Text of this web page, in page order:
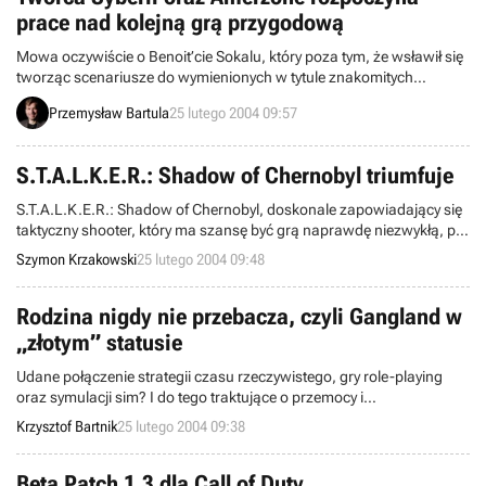
prace nad kolejną grą przygodową
Mowa oczywiście o Benoit’cie Sokalu, który poza tym, że wsławił się
tworząc scenariusze do wymienionych w tytule znakomitych
przygodówek oraz pomagał przy ich tworzeniu, to jest autorem
wielu różnorakich dzieł literackich, książek, czy komiksów. Jak
sukces w dzisiejszych czasach. Obecnie trwają prace nad Syberią II
(oczywiście bierze w ich udział Sokal), a ponadto, jak właśnie się
dowiedzieliśmy, nowy team developerski, White Birds Productions,
któremu przewodzi Benoit Sokal, rozpoczął developing gry
zatytułowanej - Lost Paradise.
Przemysław Bartula25 lutego 2004 09:57
S.T.A.L.K.E.R.: Shadow of Chernobyl triumfuje
S.T.A.L.K.E.R.: Shadow of Chernobyl, doskonale zapowiadający się
taktyczny shooter, który ma szansę być grą naprawdę niezwykłą, po
raz kolejny potwierdził swój potencjał. Tym razem doceniono go na
tegorocznej Konferencji Rosyjskich Producentów Gier
Komputerowych (KRI) - przedstawiciele odpowiedzialnej za tę
produkcję firmy GSC Game World odebrali tam połowę wszystkich
nagród.
Szymon Krzakowski25 lutego 2004 09:48
Rodzina nigdy nie przebacza, czyli Gangland w
„złotym” statusie
Udane połączenie strategii czasu rzeczywistego, gry role-playing
oraz symulacji sim? I do tego traktujące o przemocy i
zorganizowanej przestępczości? To musi być hit!:) Korporacja
wydawnicza Whiptail Interactive poinformowała właśnie o
zakończeniu procesu produkcyjnego pełnej wersji Gangland oraz
wysłaniu płyty-matki do tłoczni (status „gold”). Szykuje się niezła
Krzysztof Bartnik25 lutego 2004 09:38